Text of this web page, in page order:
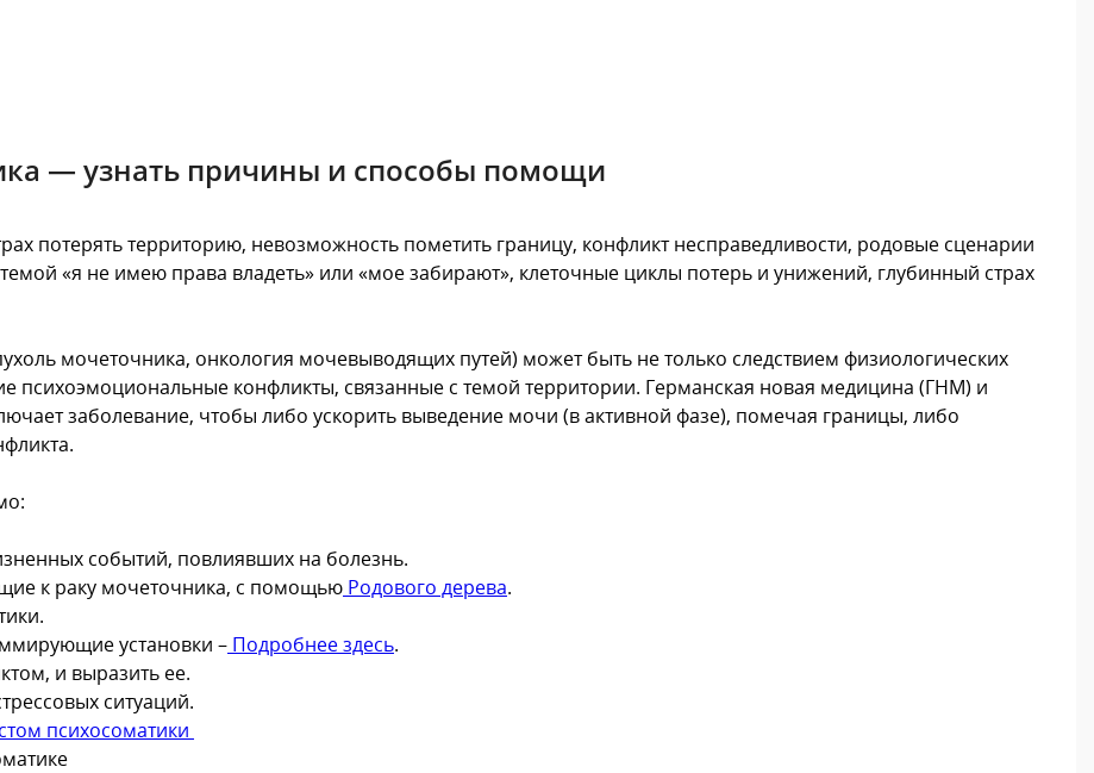
— узнать причины и способы помощи
потерять территорию, невозможность пометить границу, конфликт несправедливости, родовые сценарии
«я не имею права владеть» или «мое забирают», клеточные циклы потерь и унижений, глубинный страх
мочеточника, онкология мочевыводящих путей) может быть не только следствием физиологических
психоэмоциональные конфликты, связанные с темой территории. Германская новая медицина (ГНМ) и
заболевание, чтобы либо ускорить выведение мочи (в активной фазе), помечая границы, либо
событий, повлиявших на болезнь.
к раку мочеточника, с помощью Родового дерева.
установки – Подробнее здесь.
и выразить ее.
ситуаций.
психосоматики